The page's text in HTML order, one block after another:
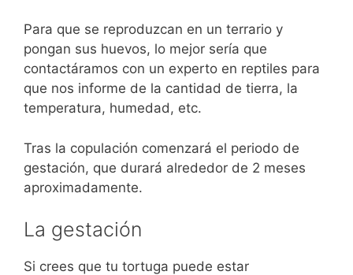
Para que se reproduzcan en un terrario y
pongan sus huevos, lo mejor sería que
contactáramos con un experto en reptiles para
que nos informe de la cantidad de tierra, la
temperatura, humedad, etc.
Tras la copulación comenzará el periodo de
gestación, que durará alrededor de 2 meses
aproximadamente.
La gestación
Si crees que tu tortuga puede estar